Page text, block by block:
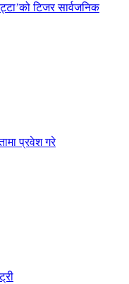
टिजर सार्वजनिक
प्रवेश गरे